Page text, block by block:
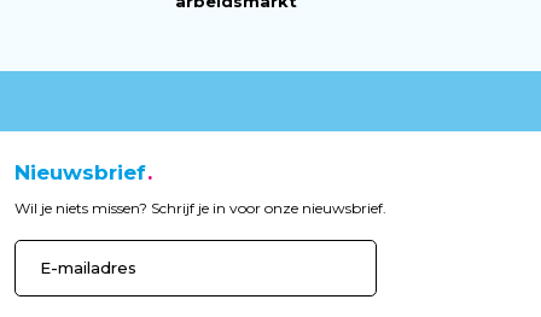
Nieuwsbrief
Wil je niets missen? Schrijf je in voor onze nieuwsbrief.